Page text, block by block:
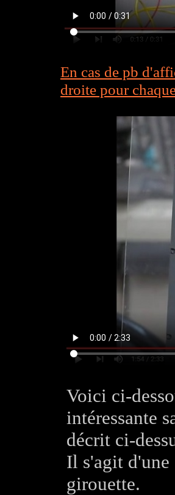
En cas de pb
droite pour
Voici ci-
intéressante
décrit ci-
Il s'agit
girouette.